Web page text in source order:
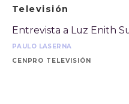
Televisión
Entrevista a Luz Enith
PAULO LASERNA
CENPRO TELEVISIÓN